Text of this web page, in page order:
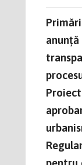
pentru